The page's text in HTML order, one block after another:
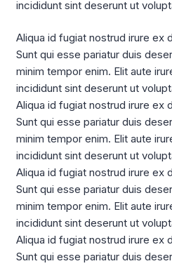
incididunt sint deserunt ut
Aliqua id fugiat nostrud irure ex
Sunt qui esse pariatur duis
minim tempor enim. Elit aute
incididunt sint deserunt ut
Aliqua id fugiat nostrud irure ex
Sunt qui esse pariatur duis
minim tempor enim. Elit aute
incididunt sint deserunt ut
Aliqua id fugiat nostrud irure ex
Sunt qui esse pariatur duis
minim tempor enim. Elit aute
incididunt sint deserunt ut
Aliqua id fugiat nostrud irure ex
Sunt qui esse pariatur duis